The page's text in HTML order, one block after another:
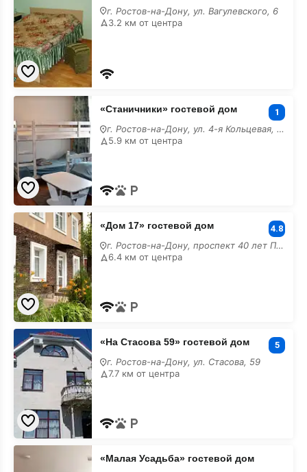
Вагулевского
6
недорого
г. Ростов-на-Дону, ул. Вагулевского, 6
3.2 км от центра
«Станичники»
дом
недорого
«Станичники» гостевой дом 1
г. Ростов-на-Дону, ул. 4-я Кольцевая, 49
5.9 км от центра
«Дом
17»
гостевой
дом
недорого
«Дом 17» гостевой дом 4.8
г. Ростов-на-Дону, проспект 40 лет Победы, 17
6.4 км от центра
«На
Стасова
59»
гостевой
дом
недорого
«На Стасова 59» гостевой дом 5
г. Ростов-на-Дону, ул. Стасова, 59
7.7 км от центра
«Малая
Усадьба»
«Малая Усадьба» гостевой дом